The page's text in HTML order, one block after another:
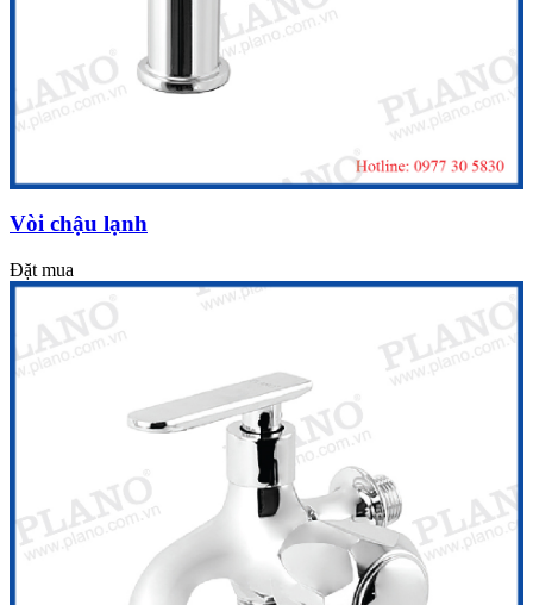
Vòi chậu lạnh
Đặt mua